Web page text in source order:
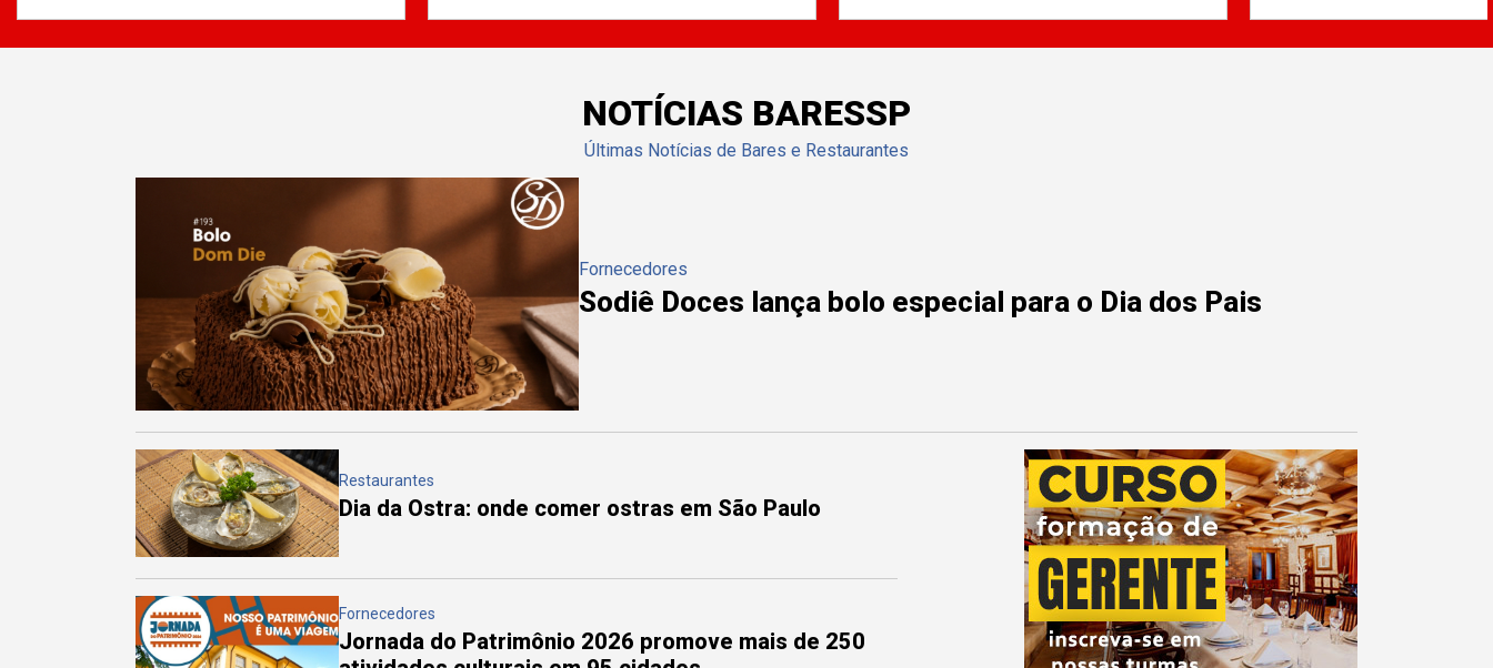
NOTÍCIAS BARESSP
Últimas Notícias de Bares e Restaurantes
Fornecedores
Sodiê Doces lança bolo especial para o Dia dos Pais
Restaurantes
Dia da Ostra: onde comer ostras em São Paulo
Fornecedores
Jornada do Patrimônio 2026 promove mais de 250